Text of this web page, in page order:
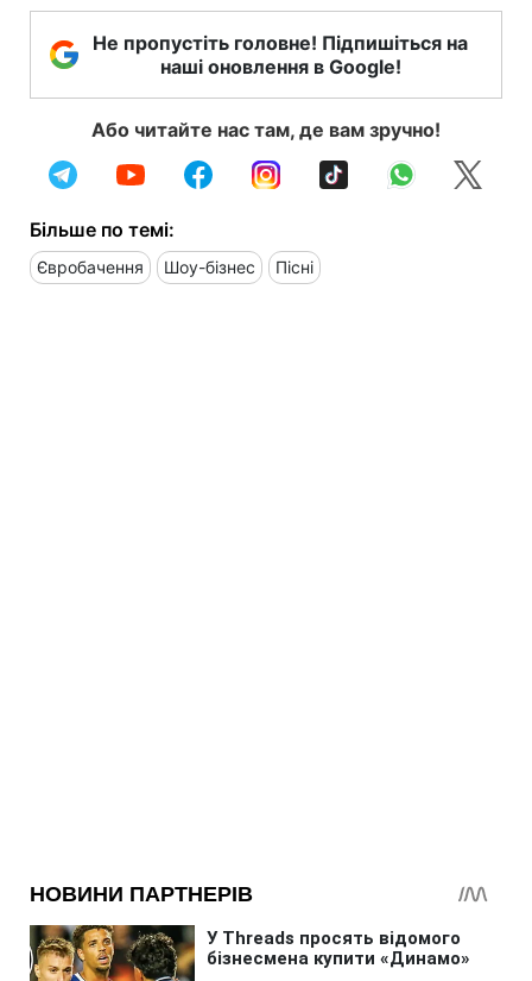
Не пропустіть головне! Підпишіться на
наші оновлення в Google!
Або читайте нас там, де вам зручно!
Більше по темі:
Євробачення Шоу-бізнес Пісні